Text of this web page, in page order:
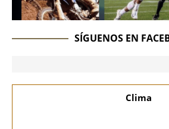
SÍGUENOS EN
Clima